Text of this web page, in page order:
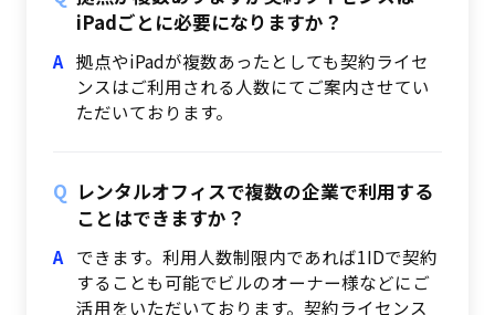
iPadごとに必要になりますか？
拠点やiPadが複数あったとしても契約ライセ
ンスはご利用される人数にてご案内させてい
ただいております。
レンタルオフィスで複数の企業で利用する
ことはできますか？
できます。利用人数制限内であれば1IDで契約
することも可能でビルのオーナー様などにご
活用をいただいております。契約ライセンス